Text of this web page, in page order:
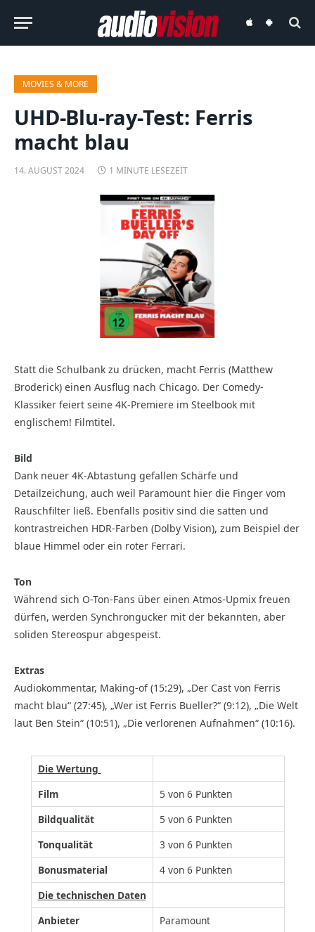
audiovisionaudiovision
MOVIES & MORE
UHD-Blu-ray-Test: Ferris
macht blau
14. AUGUST 2024 1 MINUTE LESEZEIT
Statt die Schulbank zu drücken, macht Ferris (Matthew
Broderick) einen Ausflug nach Chicago. Der Comedy-
Klassiker feiert seine 4K-Premiere im Steelbook mit
englischem! Filmtitel.
Bild
Dank neuer 4K-Abtastung gefallen Schärfe und
Detailzeichung, auch weil Paramount hier die Finger vom
Rauschfilter ließ. Ebenfalls positiv sind die satten und
kontrastreichen HDR-Farben (Dolby Vision), zum Beispiel der
blaue Himmel oder ein roter Ferrari.
Ton
Während sich O-Ton-Fans über einen Atmos-Upmix freuen
dürfen, werden Synchrongucker mit der bekannten, aber
soliden Stereospur abgespeist.
Extras
Audiokommentar, Making-of (15:29), „Der Cast von Ferris
macht blau“ (27:45), „Wer ist Ferris Bueller?“ (9:12), „Die Welt
laut Ben Stein“ (10:51), „Die verlorenen Aufnahmen“ (10:16).
Die Wertung
Film
5 von 6 Punkten
Bildqualität
5 von 6 Punkten
Tonqualität
3 von 6 Punkten
Bonusmaterial
4 von 6 Punkten
Die technischen Daten
Anbieter
Paramount